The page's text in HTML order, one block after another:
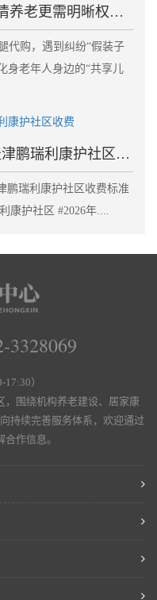
【丝路话语】“共享儿女”温情养老更需明晰权责划清边
代购，遇到纠纷“假装子
身老年人身边的“共享儿
2026年天津养老生活范本!天津鹏瑞利康护社区收费
瑞利康护社区收费标准
护社区 #2026年....
3328069
17:30）
，围绕机构养老建设、居家康
持续完善服务体系，欢迎通过
作信息。